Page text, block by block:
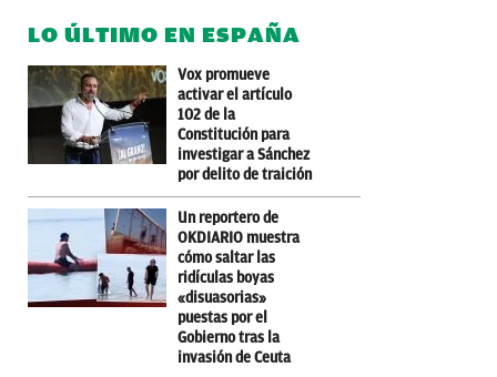
LO ÚLTIMO EN ESPAÑA
Vox promueve
activar el artículo
102 de la
Constitución para
investigar a Sánchez
por delito de traición
Un reportero de
OKDIARIO muestra
cómo saltar las
ridículas boyas
«disuasorias»
puestas por el
Gobierno tras la
invasión de Ceuta